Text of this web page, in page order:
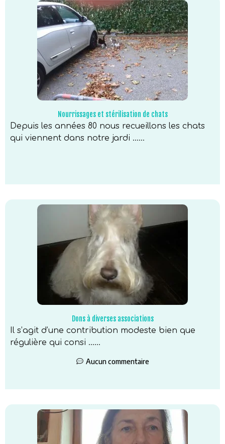
Nourrissages et stérilisation de chats
Depuis les années 80 nous recueillons les chats
qui viennent dans notre jardi …...
Dons à diverses associations
Il s’agit d’une contribution modeste bien que
régulière qui consi …...
Aucun commentaire